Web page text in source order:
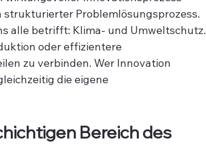
Problemlösungsprozess.
alle betrifft: Klima- und Umweltschutz.
oder effizientere
zu verbinden. Wer Innovation
die eigene
Bereich des